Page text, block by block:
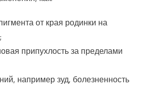
от края родинки на
припухлость за пределами
например зуд, болезненность